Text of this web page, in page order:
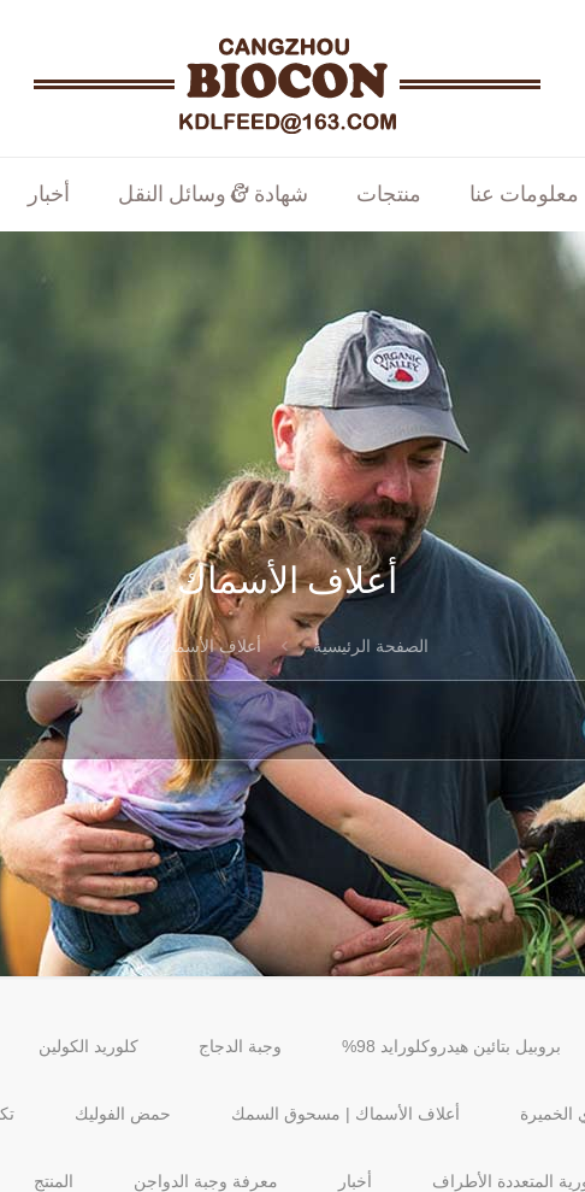
معلومات عنا منتجات شهادة & وسائل النقل أخبار
أعلاف الأسماك
الصفحة الرئيسية أعلاف الأسماك
بروبيل بتائين هيدروكلورايد 98% وجبة الدجاج كلوريد الكولين
الخميرة أعلاف الأسماك | مسحوق السمك حمض الفوليك
المتعددة الأطراف أخبار معرفة وجبة الدواجن المنتج